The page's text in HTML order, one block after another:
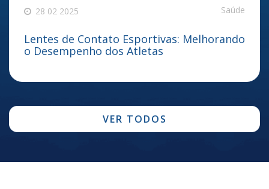
28 02 2025 Saúde
Lentes de Contato Esportivas: Melhorando
o Desempenho dos Atletas
VER TODOS